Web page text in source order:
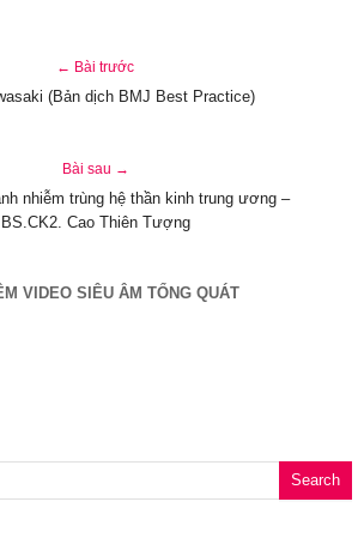
← Bài trước
(Bản dịch BMJ Best Practice)
Bài sau →
nhiễm trùng hệ thần kinh trung ương –
BS.CK2. Cao Thiên Tượng
VIDEO SIÊU ÂM TỔNG QUÁT